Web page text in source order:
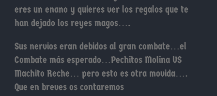
eres un enano y quieres ver los regalos que te
han dejado los reyes magos….
Sus nervios eran debidos al gran combate…el
Combate más esperado…Pechitos Molina VS
Machito Reche… pero esto es otra movida….
Que en breves os contaremos